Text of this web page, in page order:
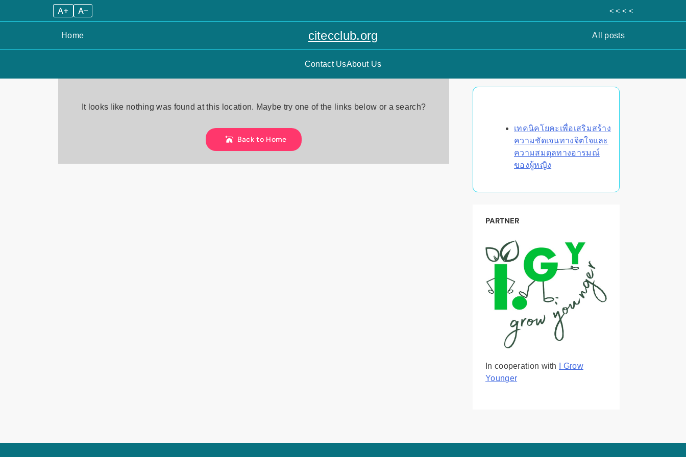
A+ A– < < < <
Home citecclub.org All posts
Contact UsAbout Us
It looks like nothing was found at this location. Maybe try one of the links below or a search?
Back to Home
เทคนิคโยคะเพื่อเสริมสร้าง
ความชัดเจนทางจิตใจและ
ความสมดุลทางอารมณ์
ของผู้หญิง
PARTNER
In cooperation with
I Grow
Younger